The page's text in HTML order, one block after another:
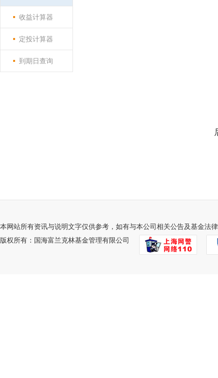
收益计算器
定投计算器
到期日查询
本网站所有资讯与说明文字仅供参考，如有与本公司相关公告及基金法
版权所有：国海富兰克林基金管理有限公司